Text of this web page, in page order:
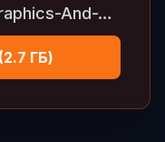
Realistic-Brutal-Graphics-And-Weather-V13.7.rar
ГБ)